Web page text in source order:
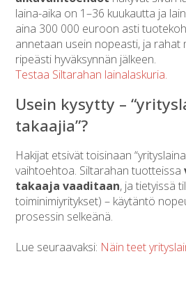
laina-aika on 1–36 kuukautta ja
aina 300 000 euroon asti
annetaan usein nopeasti, ja rahat
ripeästi hyväksynnän jälkeen.
Testaa Siltarahan lainalaskuria.
Usein kysytty –
takaajia”?
Hakijat etsivät toisinaan
vaihtoehtoa. Siltarahan tuotteissa
takaaja vaaditaan, ja tietyissä
toiminimiyritykset) – käytäntö
prosessin selkeänä.
Lue seuraavaksi: Näin teet